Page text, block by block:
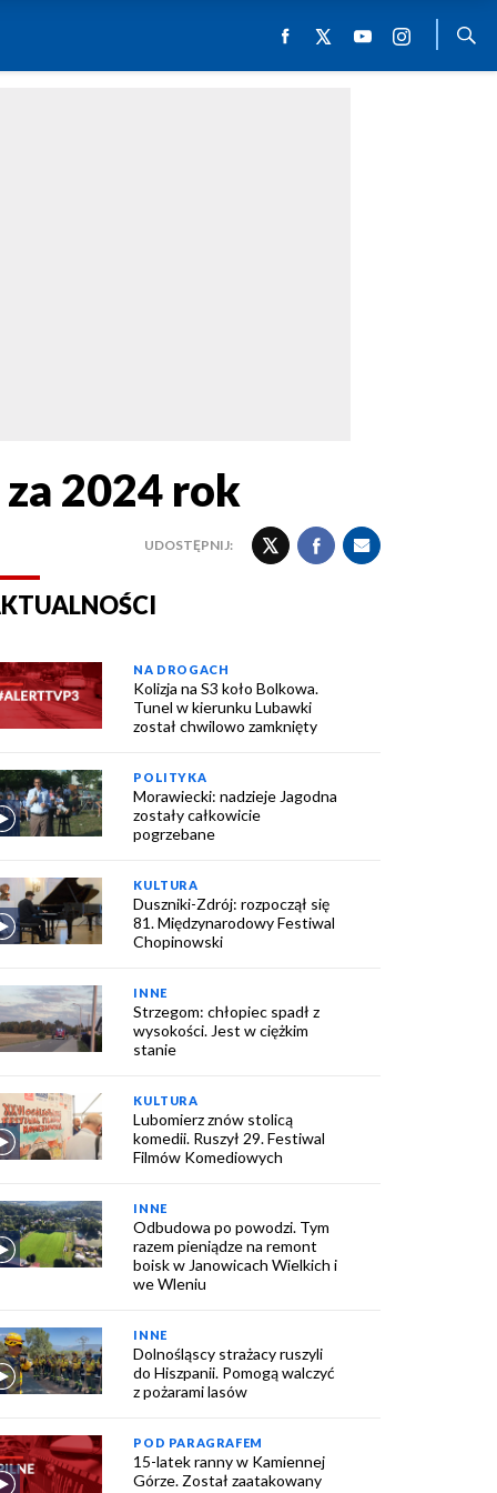
2024 rok
UDOSTĘPNIJ:
NA DROGACH
Kolizja na S3 koło Bolkowa.
Tunel w kierunku Lubawki
został chwilowo zamknięty
POLITYKA
Morawiecki: nadzieje Jagodna
zostały całkowicie
pogrzebane
KULTURA
Duszniki-Zdrój: rozpoczął się
81. Międzynarodowy Festiwal
Chopinowski
INNE
Strzegom: chłopiec spadł z
wysokości. Jest w ciężkim
stanie
KULTURA
Lubomierz znów stolicą
komedii. Ruszył 29. Festiwal
Filmów Komediowych
INNE
Odbudowa po powodzi. Tym
razem pieniądze na remont
boisk w Janowicach Wielkich i
we Wleniu
INNE
Dolnośląscy strażacy ruszyli
do Hiszpanii. Pomogą walczyć
z pożarami lasów
POD PARAGRAFEM
15-latek ranny w Kamiennej
Górze. Został zaatakowany